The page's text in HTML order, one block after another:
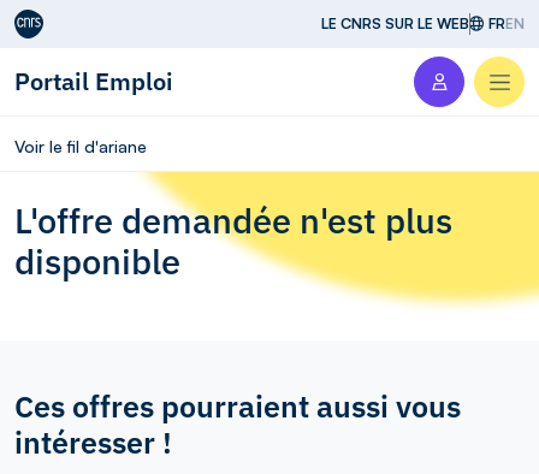
Aller au contenu LE CNRS SUR LE WEB FREN
Portail Emploi
Voir le fil d'ariane
L'offre demandée n'est plus
disponible
Ces offres pourraient aussi vous
intéresser !